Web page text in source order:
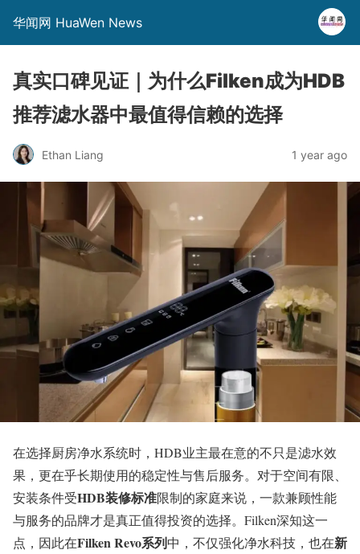
华闻网 HuaWen News
真实口碑见证｜为什么Filken成为HDB
推荐滤水器中最值得信赖的选择
Ethan Liang 1 year ago
在选择厨房净水系统时，HDB业主最在意的不只是滤水效
果，更在乎长期使用的稳定性与售后服务。对于空间有限、
安装条件受HDB装修标准限制的家庭来说，一款兼顾性能
与服务的品牌才是真正值得投资的选择。Filken深知这一
点，因此在Filken Revo系列中，不仅强化净水科技，也在新